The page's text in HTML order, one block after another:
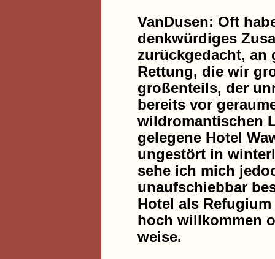
VanDusen: Oft
denkwürdiges
zurückgedacht, an
Rettung, die wir
großenteils, der
bereits vor
wildromantischen
gelegene Hotel
ungestört in
sehe ich mich
unaufschiebbar
Hotel als
hoch willkommen
weise.